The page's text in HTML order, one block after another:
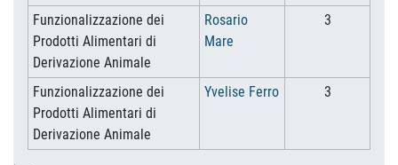
Funzionalizzazione dei
Prodotti Alimentari di
Derivazione Animale
Rosario
Mare
3
Funzionalizzazione dei
Prodotti Alimentari di
Derivazione Animale
Yvelise Ferro 3